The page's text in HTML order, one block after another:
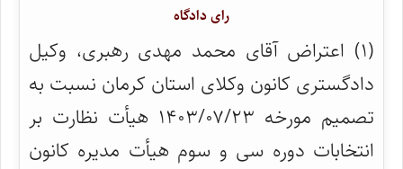
رای دادگاه
(۱) اعتراض آقای محمد مهدی رهبری، وکیل
دادگستری کانون وکلای استان کرمان نسبت به
تصمیم مورخه ۱۴۰۳/۰۷/۲۳ هیأت نظارت بر
انتخابات دوره سی و سوم هیأت مدیره کانون